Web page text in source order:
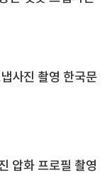
사진 촬영 한국문
압화 프로필 촬영